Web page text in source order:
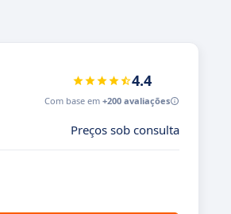
4.4
Com base em +200 avaliações
Preços sob consulta